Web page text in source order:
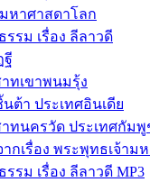
หาศาสดาโลก
รม เรื่อง ลีลาวดี
ฐี
ทเขาพนมรุ้ง
ต้า ประเทศอินเดีย
ทนครวัด ประเทศกัมพู
กเรื่อง พระพุทธเจ้าม
รม เรื่อง ลีลาวดี MP3